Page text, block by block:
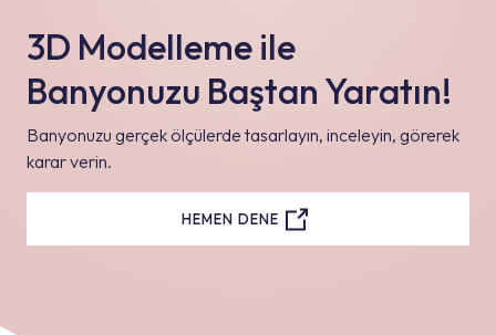
3D Modelleme ile
Banyonuzu Baştan Yaratın!
Banyonuzu gerçek ölçülerde tasarlayın, inceleyin, görerek
karar verin.
HEMEN DENE